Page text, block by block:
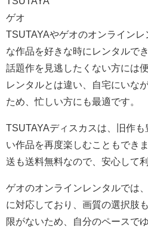
ゲオ
TSUTAYAやゲオのオンライン
な作品を好きな時にレンタルで
話題作を見逃したくない方には
レンタルとは違い、自宅にいな
ため、忙しい方にも最適です。
TSUTAYAディスカスは、旧作も
い作品を再度楽しむこともでき
送も送料無料なので、安心して
ゲオのオンラインレンタルでは
に対応しており、画質の選択肢
限がないため、自分のペースで